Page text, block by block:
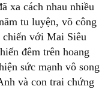
xa cách nhau nhiều
tu luyện, võ công
chiến với Mai Siêu
đêm trên hoang
sức mạnh vô song
và con trai chứng